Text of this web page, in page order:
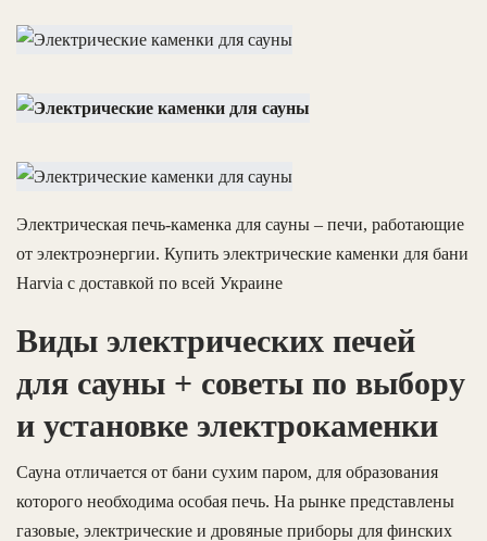
Электрическая печь-каменка для сауны – печи, работающие
от электроэнергии. Купить электрические каменки для бани
Harvia с доставкой по всей Украине
Виды электрических печей
для сауны + советы по выбору
и установке электрокаменки
Сауна отличается от бани сухим паром, для образования
которого необходима особая печь. На рынке представлены
газовые, электрические и дровяные приборы для финских